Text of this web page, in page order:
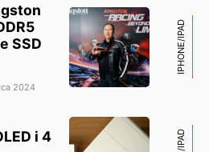
SSD
2024
IPHONE/IPAD
i 4